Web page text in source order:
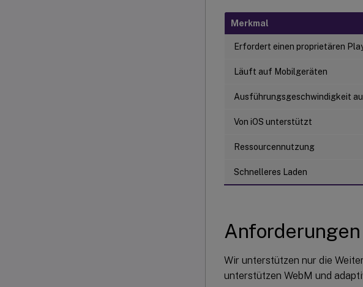
Merkmal
Erfordert einen proprietären
Läuft auf Mobilgeräten
Ausführungsgeschwindigkeit
Von iOS unterstützt
Ressourcennutzung
Schnelleres Laden
Anforderungen
Wir unterstützen nur die
unterstützen WebM und